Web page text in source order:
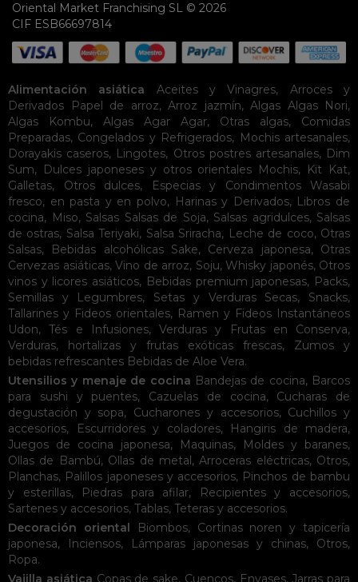
Oriental Market Franchising SL © 2026
CIF ESB66697814
Alimentación asiática Aceites y Vinagres, Arroces y
Derivados
Papel de arroz, Arroz jazmín, Algas Algas Nori,
Algas Kombu, Algas Agar Agar, Otras algas, Comidas
Preparadas, Congelados y Refrigerados, Mochis artesanales,
Dorayakis caseros, Lingotes, Otros postres artesanales, Dim
Sum, Dulces japoneses y otros orientales Mochis, Kit Kat,
Galletas, Otros dulces, Especias y Condimentos
Wasabi
fresco, en pasta y en polvo, Harinas y Derivados, Libros de
cocina, Miso, Salsas Salsas de Soja, Salsas agridulces, Salsas
de ostras, Salsa Teriyaki, Salsa Sriracha, Leche de coco, Otras
Salsas, Bebidas alcohólicas Sake, Cerveza japonesa, Otras
Cervezas asiáticas, Vino de arroz, Soju, Whisky japonés, Otros
vinos y licores asiáticos, Bebidas premium japonesas, Packs,
Semillas y Legumbres, Setas y Verduras Secas, Snacks,
Tallarines y Fideos orientales, Ramen y Fideos Instantáneos
Udon,Tés e Infusiones, Verduras y Frutas en Conserva,
Verduras, hortalizas y frutas exóticas frescas, Zumos y
bebidas refrescantes Bebidas de Aloe Vera.
Utensilios y menaje de cocina Bandejas de cocina, Barcos
para sushi y puentes, Cazuelas de cocina, Cucharas de
degustación y sopa, Cucharones y accesorios, Cuchillos y
accesorios, Escurridores y coladores, Hangiris de madera,
Juegos de cocina japonesa, Maquinas, Moldes y baranes,
Ollas de Bambú, Ollas de metal,Arroceras eléctricas, Otros,
Planchas, Palillos japoneses y accesorios, Pinchos de bambu
y esterillas, Piedras para afilar, Recipientes y accesorios,
Sartenes y accesorios, Tablas, Teteras y accesorios.
Decoración oriental
Biombos, Cortinas noren y tapicería
japonesa, Inciensos, Lámparas japonesas y chinas, Otros,
Ropa.
Vajilla asiática Copas de sake, Cuencos, Envases,Jarras para